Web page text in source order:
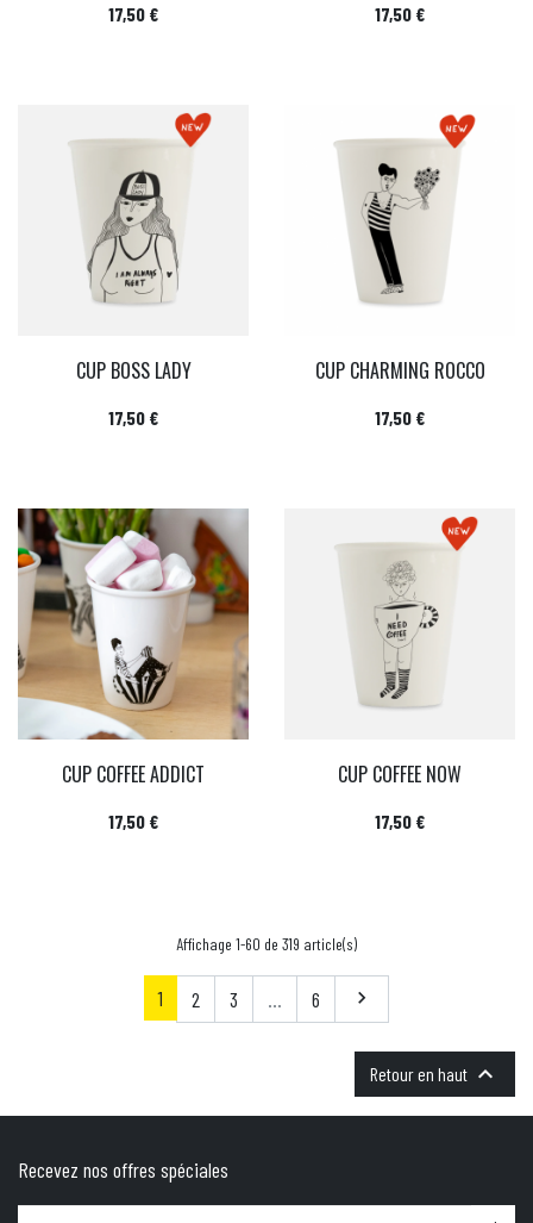
Prix
17,50 € Prix
17,50 €
CUP BOSS LADY
Prix
17,50 €
CUP CHARMING ROCCO
Prix
17,50 €
CUP COFFEE ADDICT
Prix
17,50 €
CUP COFFEE NOW
Prix
17,50 €
Affichage 1-60 de 319 article(s)
1 2 3 … 6 Suivant

Retour en haut 
Recevez nos offres spéciales